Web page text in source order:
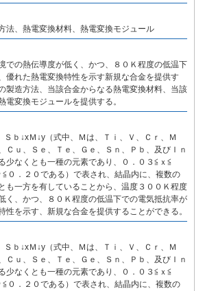
法、熱電変換材料、熱電変換モジュール
での熱伝導度が低く、かつ、８０Ｋ程度の低温下
優れた熱電変換特性を示す新規な合金を提供す
製造方法、当該合金からなる熱電変換材料、当該
電変換モジュールを提供する。
Ｓｂ↓xＭ↓y（式中、Ｍは、Ｔｉ、Ｖ、Ｃｒ、Ｍ
Ｃｕ、Ｓｅ、Ｔｅ、Ｇｅ、Ｓｎ、Ｐｂ、及びＩｎ
少なくとも一種の元素であり、０．０３≦ｘ≦
≦０．２０である）で表され、結晶内に、複数の
も一方を有していることから、温度３００Ｋ程度
く、かつ、８０Ｋ程度の低温下での電気抵抗率が
性を示す、新規な合金を提供することができる。
Ｓｂ↓xＭ↓y（式中、Ｍは、Ｔｉ、Ｖ、Ｃｒ、Ｍ
Ｃｕ、Ｓｅ、Ｔｅ、Ｇｅ、Ｓｎ、Ｐｂ、及びＩｎ
少なくとも一種の元素であり、０．０３≦ｘ≦
≦０．２０である）で表され、結晶内に、複数の